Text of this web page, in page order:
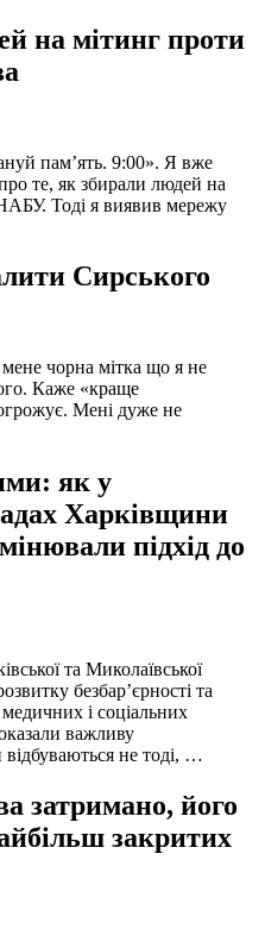
на мітинг проти
пам’ять. 9:00». Я вже
те, як збирали людей на
Тоді я виявив мережу
Сирського
чорна мітка що я не
Каже «краще
Мені дуже не
як у
Харківщини
підхід до
та Миколаївської
безбар’єрності та
і соціальних
важливу
відбуваються не тоді, …
затримано, його
закритих